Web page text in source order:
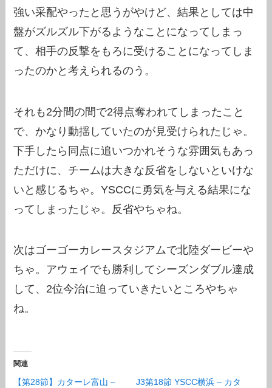
強い采配やったと思うがやけど、結果としては中
盤がズルズル下がるようなことになってしまっ
て、相手の反撃をもろに受けることになってしま
ったのかと考えられるのう。
それも2分間の間で2得点奪われてしまったこと
で、かなり動揺していたのが見受けられたじゃ。
下手したら同点に追いつかれそうな雰囲気もあっ
ただけに、チームは大きな反省をしないといけな
いと感じるちゃ。YSCCに勇気を与える結果にな
ってしまったじゃ。反省やちゃね。
次はゴーゴーカレースタジアムで北陸ダービーや
ちゃ。アウェイでも勝利してシーズンダブル達成
して、2位今治に迫っていきたいところやちゃ
ね。
関連
【第28節】カターレ富山 –
J3第18節 YSCC横浜 – カタ